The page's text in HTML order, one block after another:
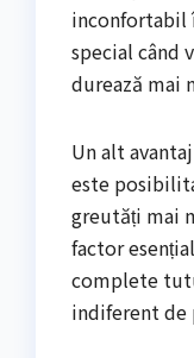
inconfortabil
special când
durează mai
Un alt
este
greutăți mai
factor
complete
indiferent de